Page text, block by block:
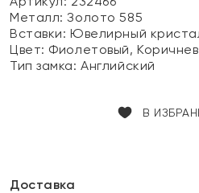
Металл:Золото 585
Вставки:Ювелирный
Цвет: Фиолетовый,
Тип замка:Английский
В
Доставка